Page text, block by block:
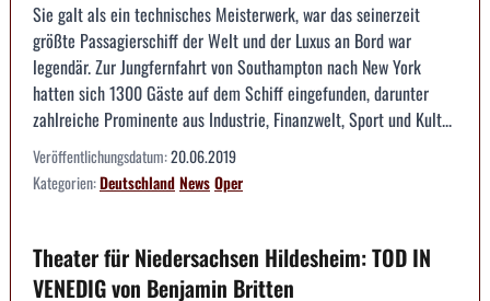
Sie galt als ein technisches Meisterwerk, war das seinerzeit
größte Passagierschiff der Welt und der Luxus an Bord war
legendär. Zur Jungfernfahrt von Southampton nach New York
hatten sich 1300 Gäste auf dem Schiff eingefunden, darunter
zahlreiche Prominente aus Industrie, Finanzwelt, Sport und Kult...
Veröffentlichungsdatum:20.06.2019
Kategorien:DeutschlandNewsOper
Theater für Niedersachsen Hildesheim: TOD IN
VENEDIG von Benjamin Britten